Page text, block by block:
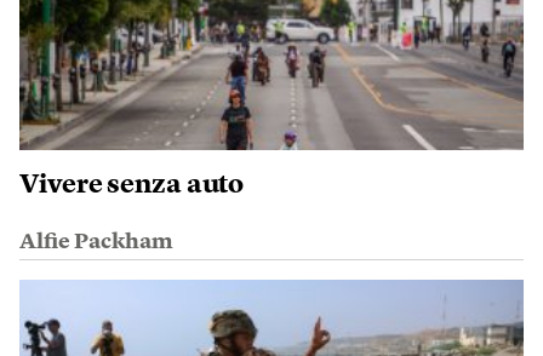
Vivere senza auto
Alfie Packham